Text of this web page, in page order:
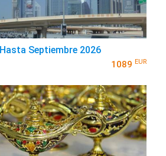
Septiembre 2026
1089 EUR